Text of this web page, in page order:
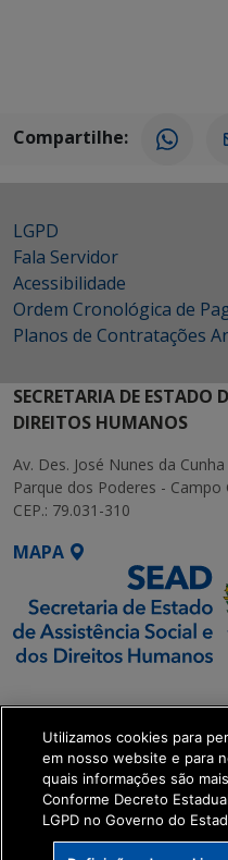
Compartilhe:
LGPD
Fala Servidor
Acessibilidade
Ordem Cronológica de
Planos de Contratações
SECRETARIA DE ESTADO
DIREITOS HUMANOS
Av. Des. José Nunes da
Parque dos Poderes -
CEP.: 79.031-310
MAPA
Transformação Digital
get_footer();
Utilizamos cookies para
em nosso website e para
quais informações são
Conforme Decreto
LGPD no Governo do